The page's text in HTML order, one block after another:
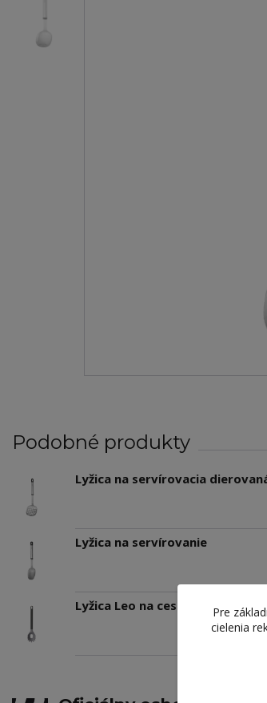
Podobné produkty
Lyžica na servírovacia
Lyžica na servírovanie
Lyžica Leo na cestoviny (šedá)
Pre
cielenia